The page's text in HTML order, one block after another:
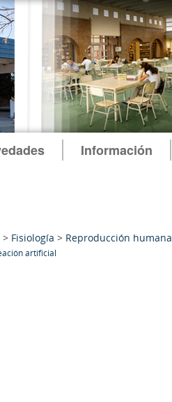
Información
> Fisiología > Reproducción humana
artificial